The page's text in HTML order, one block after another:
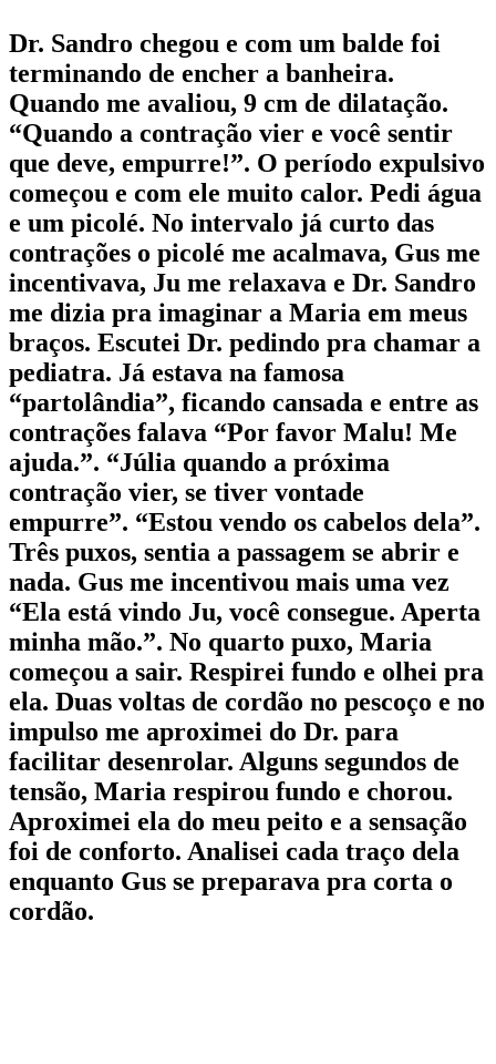
Dr. Sandro chegou e com um balde foi
terminando de encher a banheira.
Quando me avaliou, 9 cm de dilatação.
“Quando a contração vier e você sentir
que deve, empurre!”. O período expulsivo
começou e com ele muito calor. Pedi água
e um picolé. No intervalo já curto das
contrações o picolé me acalmava, Gus me
incentivava, Ju me relaxava e Dr. Sandro
me dizia pra imaginar a Maria em meus
braços. Escutei Dr. pedindo pra chamar a
pediatra. Já estava na famosa
“partolândia”, ficando cansada e entre as
contrações falava “Por favor Malu! Me
ajuda.”. “Júlia quando a próxima
contração vier, se tiver vontade
empurre”. “Estou vendo os cabelos dela”.
Três puxos, sentia a passagem se abrir e
nada. Gus me incentivou mais uma vez
“Ela está vindo Ju, você consegue. Aperta
minha mão.”. No quarto puxo, Maria
começou a sair. Respirei fundo e olhei pra
ela. Duas voltas de cordão no pescoço e no
impulso me aproximei do Dr. para
facilitar desenrolar. Alguns segundos de
tensão, Maria respirou fundo e chorou.
Aproximei ela do meu peito e a sensação
foi de conforto. Analisei cada traço dela
enquanto Gus se preparava pra corta o
cordão.